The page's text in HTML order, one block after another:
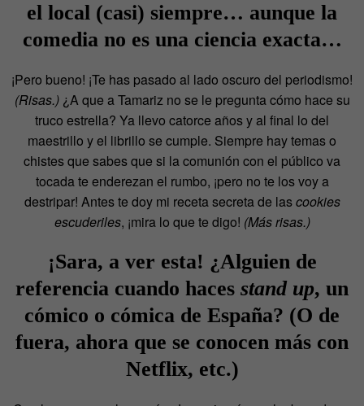
el local (casi) siempre… aunque la
comedia no es una ciencia exacta…
¡Pero bueno! ¡Te has pasado al lado oscuro del periodismo!
(Risas.)¿A que a Tamariz no se le pregunta cómo hace su
truco estrella? Ya llevo catorce años y al final lo del
maestrillo y el librillo se cumple. Siempre hay temas o
chistes que sabes que si la comunión con el público va
tocada te enderezan el rumbo, ¡pero no te los voy a
destripar! Antes te doy mi receta secreta de lascookies
escuderiles, ¡mira lo que te digo! (Más risas.)
¡Sara, a ver esta! ¿Alguien de
referencia cuando haces stand up, un
cómico o cómica de España? (O de
fuera, ahora que se conocen más con
Netflix, etc.)